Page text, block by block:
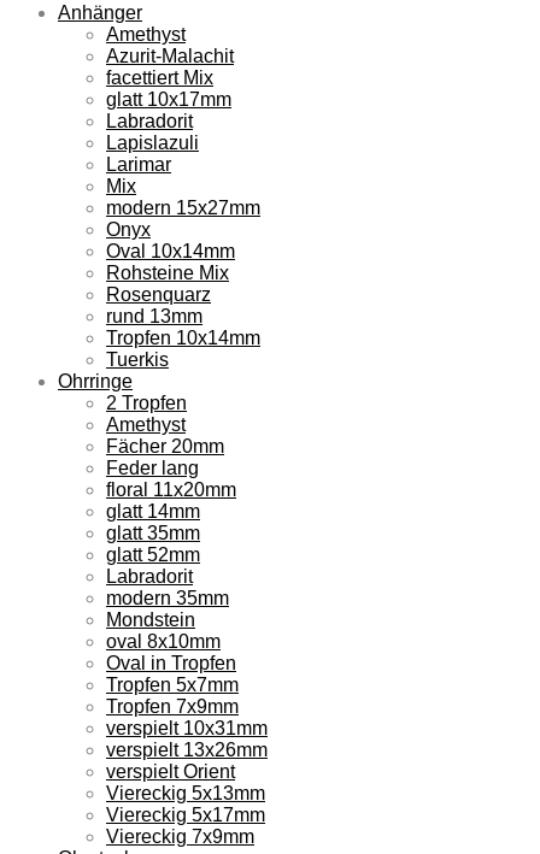
Anhänger
Amethyst
Azurit-Malachit
facettiert Mix
glatt 10x17mm
Labradorit
Lapislazuli
Larimar
Mix
modern 15x27mm
Onyx
Oval 10x14mm
Rohsteine Mix
Rosenquarz
rund 13mm
Tropfen 10x14mm
Tuerkis
Ohrringe
2 Tropfen
Amethyst
Fächer 20mm
Feder lang
floral 11x20mm
glatt 14mm
glatt 35mm
glatt 52mm
Labradorit
modern 35mm
Mondstein
oval 8x10mm
Oval in Tropfen
Tropfen 5x7mm
Tropfen 7x9mm
verspielt 10x31mm
verspielt 13x26mm
verspielt Orient
Viereckig 5x13mm
Viereckig 5x17mm
Viereckig 7x9mm